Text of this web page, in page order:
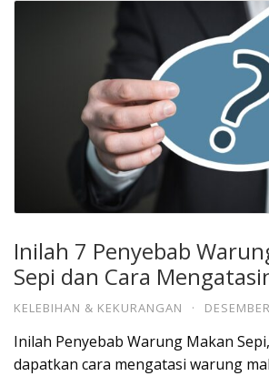
Inilah 7 Penyebab
Sepi dan Cara
KELEBIHAN & KEKURANGAN ·
Inilah Penyebab Warung Makan
dapatkan cara mengatasi warung